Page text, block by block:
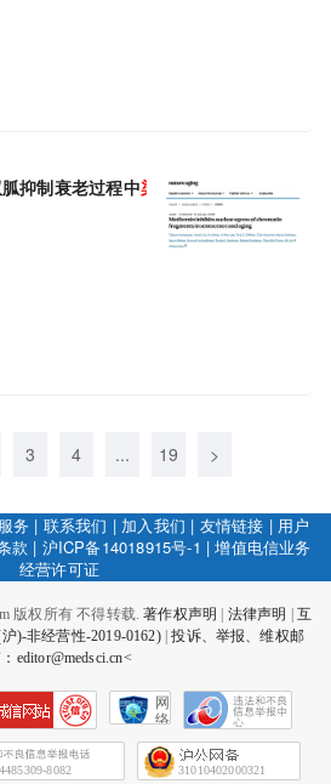
抑制衰老过程中染色质片段的核释放
3 4 ... 19 >
务 | 联系我们 | 加入我们 | 友情链接 | 用户
款 | 沪ICP备14018915号-1 |增值电信业务
经营许可证
版权所有 不得转载.著作权声明 法律声明
互
)-非经营性-2019-0162)|投诉、举报、维权邮
editor@medsci.cn<
网
络
会
征
8082 31010402000321